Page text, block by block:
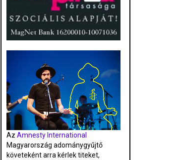
Az Amnesty International
Magyarország adománygyűjtő
követeként arra kérlek titeket,